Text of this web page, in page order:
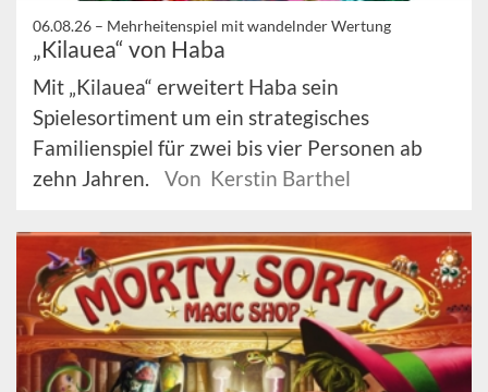
06.08.26 – Mehrheitenspiel mit wandelnder Wertung
„Kilauea“ von Haba
Mit „Kilauea“ erweitert Haba sein
Spielesortiment um ein strategisches
Familienspiel für zwei bis vier Personen ab
zehn Jahren.
Von Kerstin Barthel